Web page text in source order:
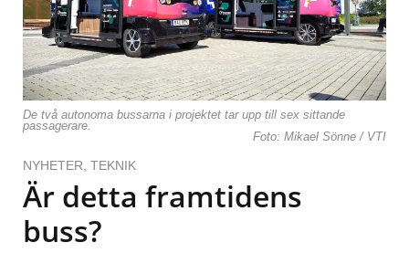
De två autonoma bussarna i projektet tar upp till sex sittande
passagerare.
Foto: Mikael Sönne / VTI
NYHETER TEKNIK
Är detta framtidens
buss?